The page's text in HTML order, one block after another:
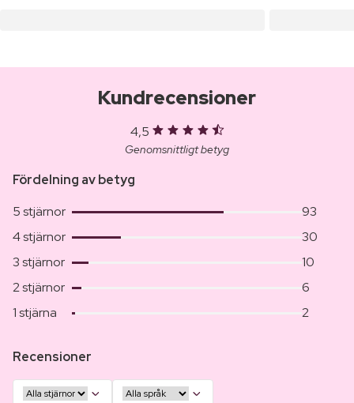
Kundrecensioner
4,5
Genomsnittligt betyg
Fördelning av betyg
5 stjärnor
93
4 stjärnor
30
3 stjärnor
10
2 stjärnor
6
1 stjärna
2
Recensioner